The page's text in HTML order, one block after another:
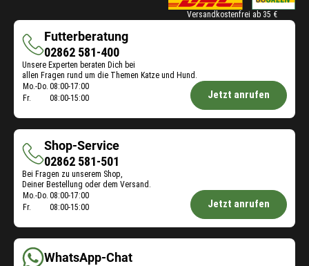
Versandkostenfrei ab 35 €
Futterberatung
Futterberatung
02862 581-400
Unsere Experten beraten Dich bei
allen Fragen rund um die Themen Katze und Hund.
Öffnungszeiten
Futterberatung:
Mo.-Do. 08:00-17:00
Fr.
08:00-15:00 Jetzt anrufen
Shop-Service
Shop-
Service
02862 581-501
Bei Fragen zu unserem Shop,
Deiner Bestellung oder dem Versand.
Öffnungszeiten
Shop-
Mo.-Do. 08:00-17:00
Fr.
08:00-15:00 Jetzt anrufen
WhatsApp-Chat